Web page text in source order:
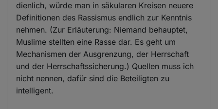
dienlich, würde man in säkularen Kreisen neuere
Definitionen des Rassismus endlich zur Kenntnis
nehmen. (Zur Erläuterung: Niemand behauptet,
Muslime stellten eine Rasse dar. Es geht um
Mechanismen der Ausgrenzung, der Herrschaft
und der Herrschaftssicherung.) Quellen muss ich
nicht nennen, dafür sind die Beteiligten zu
intelligent.